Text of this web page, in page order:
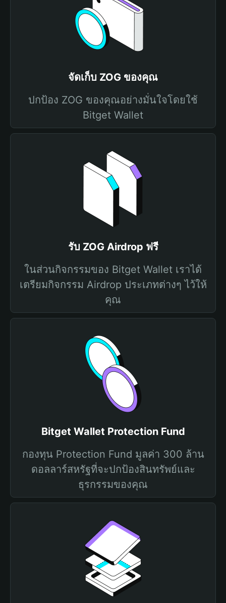
จัดเก็บ ZOG ของคุณ
ปกป้อง ZOG ของคุณอย่างมั่นใจโดยใช้
Bitget Wallet
รับ ZOG Airdrop ฟรี
ในส่วนกิจกรรมของ Bitget Wallet เราได้
เตรียมกิจกรรม Airdrop ประเภทต่างๆ ไว้ให้
คุณ
Bitget Wallet Protection Fund
กองทุน Protection Fund มูลค่า 300 ล้าน
ดอลลาร์สหรัฐที่จะปกป้องสินทรัพย์และ
ธุรกรรมของคุณ